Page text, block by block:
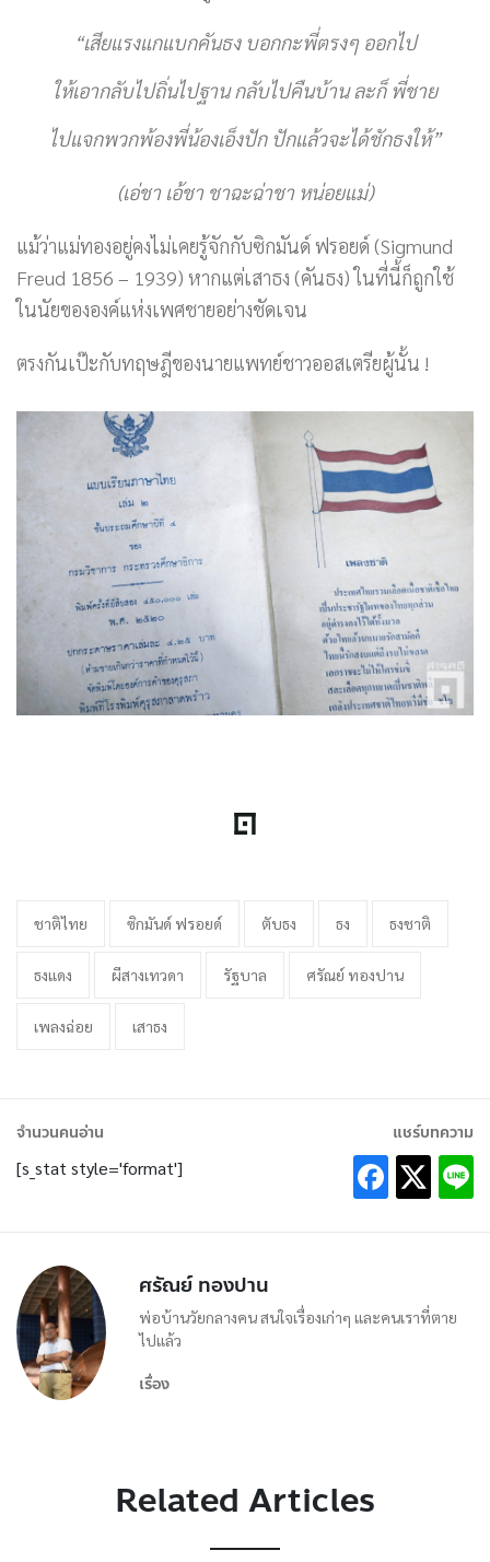
“เสียแรงแกแบกคันธง บอกกะพี่ตรงๆ ออกไป
ให้เอากลับไปถิ่นไปฐาน กลับไปคืนบ้าน ละก็ พี่ชาย
ไปแจกพวกพ้องพี่น้องเอ็งปัก ปักแล้วจะได้ชักธงให้”
(เอ่ชา เอ้ชา ชาฉะฉ่าชา หน่อยแม่)
แม้ว่าแม่ทองอยู่คงไม่เคยรู้จักกับซิกมันด์ ฟรอยด์ (Sigmund
Freud 1856 – 1939) หากแต่เสาธง (คันธง) ในที่นี้ก็ถูกใช้
ในนัยขององค์แห่งเพศชายอย่างชัดเจน
ตรงกันเป๊ะกับทฤษฎีของนายแพทย์ชาวออสเตรียผู้นั้น !
ชาติไทย ซิกมันด์ ฟรอยด์ ตับธง ธง ธงชาติ
ธงแดง ผีสางเทวดา รัฐบาล ศรัณย์ ทองปาน
เพลงฉ่อย เสาธง
จำนวนคนอ่าน
[s_stat style='format']
แชร์บทความ
ศรัณย์ ทองปาน
พ่อบ้านวัยกลางคน สนใจเรื่องเก่าๆ และคนเราที่ตาย
ไปแล้ว
เรื่อง
Related Articles